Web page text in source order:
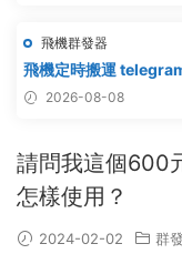
飛機群發器
飛機定時搬運
運 TG頻道搬運 電報頻
2026-08-08
請問我這個600
怎樣使用？
2024-02-02 群